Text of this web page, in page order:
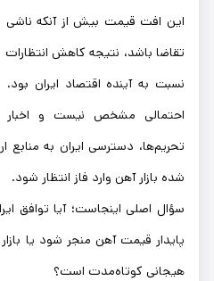
این افت قیمت بیش از آنکه ناشی
تقاضا باشد، نتیجه کاهش
نسبت به آینده اقتصاد ایران بود.
احتمالی مشخص نیست و اخبار
تحریم‌ها، دسترسی ایران به منابع
شده بازار آهن وارد فاز انتظار شود.
سؤال اصلی اینجاست؛ آیا توافق
پایدار قیمت آهن منجر شود یا
هیجانی کوتاه‌مدت است؟